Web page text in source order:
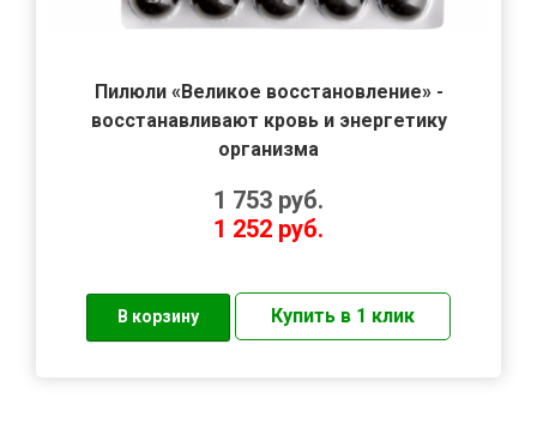
Пилюли «Великое восстановление» -
восстанавливают кровь и энергетику
организма
1 753 руб.
1 252 руб.